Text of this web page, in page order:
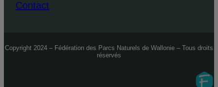
Contact
Copyright 2024 – Fédération des Parcs Naturels de Wallonie – Tous droits
réservés